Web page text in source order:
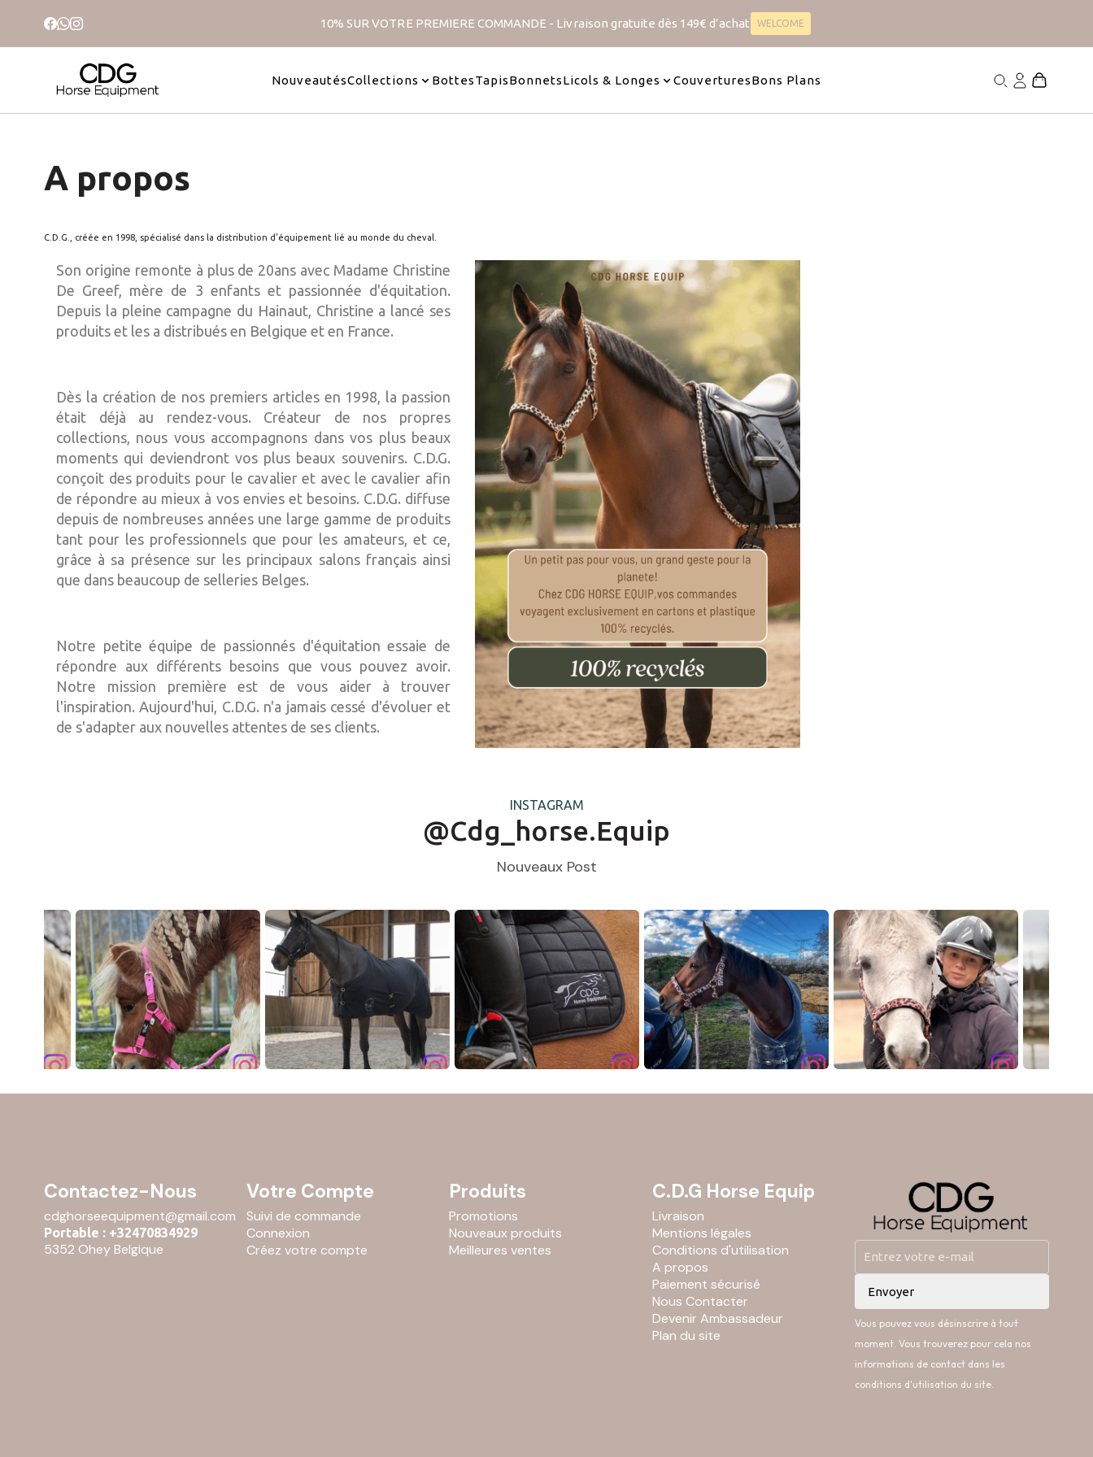
10% SUR VOTRE PREMIERE COMMANDE - Livraison gratuite dès 149€ d’achat WELCOME
NouveautésCollections BottesTapisBonnetsLicols & Longes CouverturesBons Plans
33 articles 3 articles 40 articles
Collection Satin
7 articles
6 articles
A propos
C.D.G., créée en 1998, spécialisé dans la distribution d'équipement lié au monde du cheval.
Son origine remonte à plus de 20ans avec Madame Christine
De Greef, mère de 3 enfants et passionnée d'équitation.
Depuis la pleine campagne du Hainaut, Christine a lancé ses
produits et les a distribués en Belgique et en France.
Dès la création de nos premiers articles en 1998, la passion
était déjà au rendez-vous. Créateur de nos propres
collections, nous vous accompagnons dans vos plus beaux
moments qui deviendront vos plus beaux souvenirs. C.D.G.
conçoit des produits pour le cavalier et avec le cavalier afin
de répondre au mieux à vos envies et besoins. C.D.G. diffuse
depuis de nombreuses années une large gamme de produits
tant pour les professionnels que pour les amateurs, et ce,
grâce à sa présence sur les principaux salons français ainsi
que dans beaucoup de selleries Belges.
Notre petite équipe de passionnés d'équitation essaie de
répondre aux différents besoins que vous pouvez avoir.
Notre mission première est de vous aider à trouver
l'inspiration. Aujourd'hui, C.D.G. n'a jamais cessé d'évoluer et
de s'adapter aux nouvelles attentes de ses clients.
INSTAGRAM
@cdg_horse.equip
Nouveaux Post
Contactez-Nous
cdghorseequipment@gmail.com
Portable : +32470834929
5352 Ohey Belgique
Votre Compte
Suivi de commande
Connexion
Créez votre compte
Produits
Promotions
Nouveaux produits
Meilleures ventes
C.D.G Horse Equip
Livraison
Mentions légales
Conditions d'utilisation
A propos
Paiement sécurisé
Nous Contacter
Devenir Ambassadeur
Plan du site
Vous pouvez vous désinscrire à tout
moment. Vous trouverez pour cela nos
informations de contact dans les
conditions d'utilisation du site.